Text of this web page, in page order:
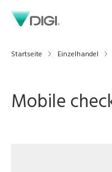
Startseite Einzelhandel
Mobile